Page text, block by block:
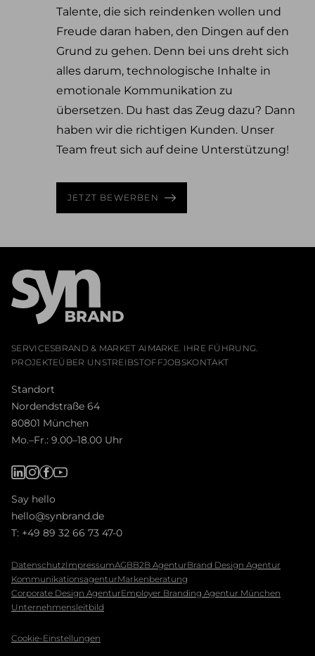
Talente, die sich reindenken wollen und
Freude daran haben, den Dingen auf den
Grund zu gehen. Denn bei uns dreht sich
alles darum, technologische Inhalte in
emotionale Kommunikation zu
übersetzen. Du hast das Zeug dazu? Dann
haben wir die richtigen Kunden. Unser
Team freut sich auf deine Unterstützung!
JETZT BEWERBEN
SERVICESBRAND & MARKET AI MARKE. IHRE FÜHRUNG.
PROJEKTEÜBER UNSTREIBSTOFFJOBSKONTAKT
Standort
Nordendstraße 64
80801 München
Mo.–Fr.: 9.00–18.00 Uhr
Say hello
hello@synbrand.de
T: +49 89 32 66 73 47-0
Daten­schutzImpressumAGBB2B AgenturBrand Design Agentur
KommunikationsagenturMarkenberatung
Corporate Design AgenturEmployer Branding Agentur München
Unternehmensleitbild
Cookie-Einstellungen